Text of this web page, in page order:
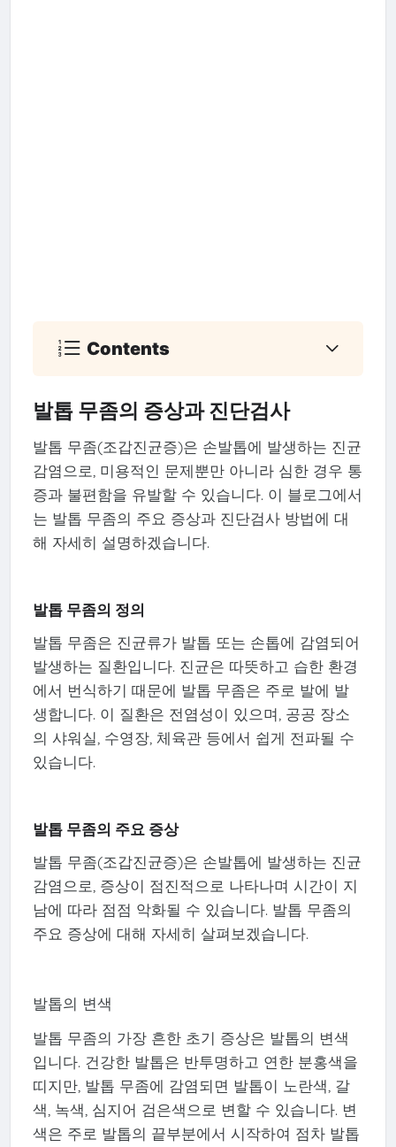
Contents
발톱 무좀의 증상과 진단검사
발톱 무좀(조갑진균증)은 손발톱에 발생하는 진균
감염으로, 미용적인 문제뿐만 아니라 심한 경우 통
증과 불편함을 유발할 수 있습니다. 이 블로그에서
는 발톱 무좀의 주요 증상과 진단검사 방법에 대
해 자세히 설명하겠습니다.
발톱 무좀의 정의
발톱 무좀은 진균류가 발톱 또는 손톱에 감염되어
발생하는 질환입니다. 진균은 따뜻하고 습한 환경
에서 번식하기 때문에 발톱 무좀은 주로 발에 발
생합니다. 이 질환은 전염성이 있으며, 공공 장소
의 샤워실, 수영장, 체육관 등에서 쉽게 전파될 수
있습니다.
발톱 무좀의 주요 증상
발톱 무좀(조갑진균증)은 손발톱에 발생하는 진균
감염으로, 증상이 점진적으로 나타나며 시간이 지
남에 따라 점점 악화될 수 있습니다. 발톱 무좀의
주요 증상에 대해 자세히 살펴보겠습니다.
발톱의 변색
발톱 무좀의 가장 흔한 초기 증상은 발톱의 변색
입니다. 건강한 발톱은 반투명하고 연한 분홍색을
띠지만, 발톱 무좀에 감염되면 발톱이 노란색, 갈
색, 녹색, 심지어 검은색으로 변할 수 있습니다. 변
색은 주로 발톱의 끝부분에서 시작하여 점차 발톱